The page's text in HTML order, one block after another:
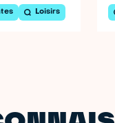
Loisirs